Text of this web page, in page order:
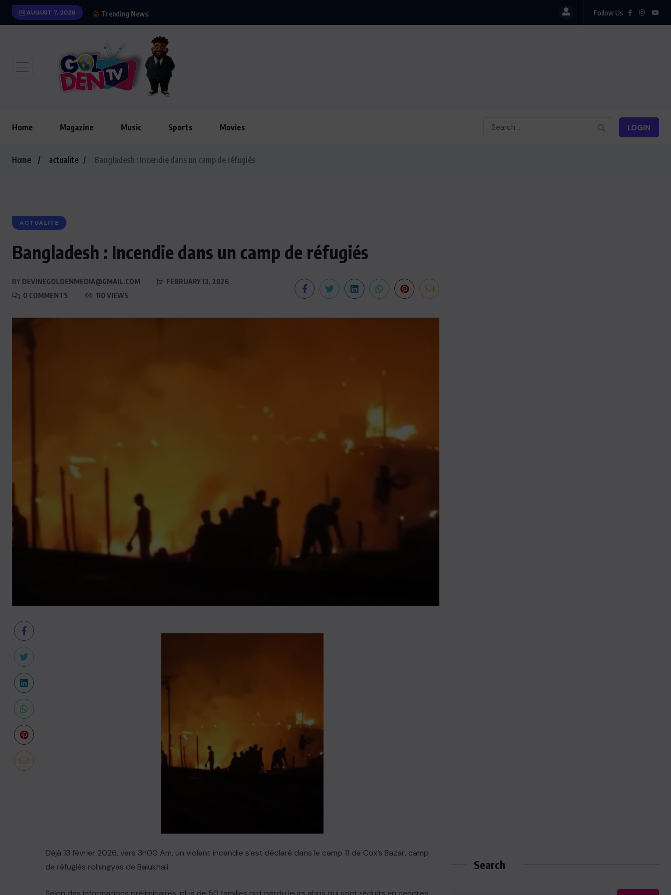
AUGUST 7, 2026 Trending News: Follow Us
Home Magazine Music Sports Movies LOGIN
Home actualite Bangladesh : Incendie dans un camp de réfugiés
ACTUALITE
Bangladesh : Incendie dans un camp de réfugiés
BY DEVINEGOLDENMEDIA@GMAIL.COM
FEBRUARY 13, 2026
0 COMMENTS
110 VIEWS
Déjà 13 février 2026, vers 3h00 Am, un violent incendie s’est déclaré dans le camp 11 de Cox’s Bazar, camp
de réfugiés rohingyas de Balukhali.
Search